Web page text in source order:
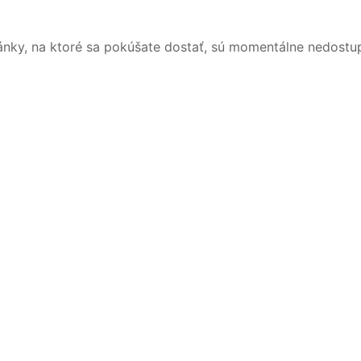
na ktoré sa pokúšate dostať, sú momentálne